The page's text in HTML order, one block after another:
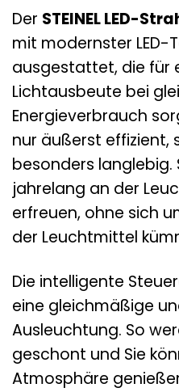
Der STEINEL LED-
mit modernster LED-
ausgestattet, die für
Lichtausbeute bei
Energieverbrauch
nur äußerst effizient,
besonders langlebig.
jahrelang an der
erfreuen, ohne sich
der Leuchtmittel
Die intelligente
eine gleichmäßige
Ausleuchtung. So
geschont und Sie
Atmosphäre